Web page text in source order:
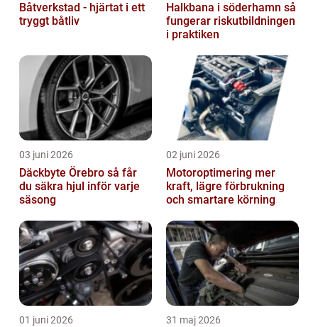
Båtverkstad - hjärtat i ett
tryggt båtliv
Halkbana i söderhamn så
fungerar riskutbildningen
i praktiken
03 juni 2026
Däckbyte Örebro så får
du säkra hjul inför varje
säsong
02 juni 2026
Motoroptimering mer
kraft, lägre förbrukning
och smartare körning
01 juni 2026 31 maj 2026